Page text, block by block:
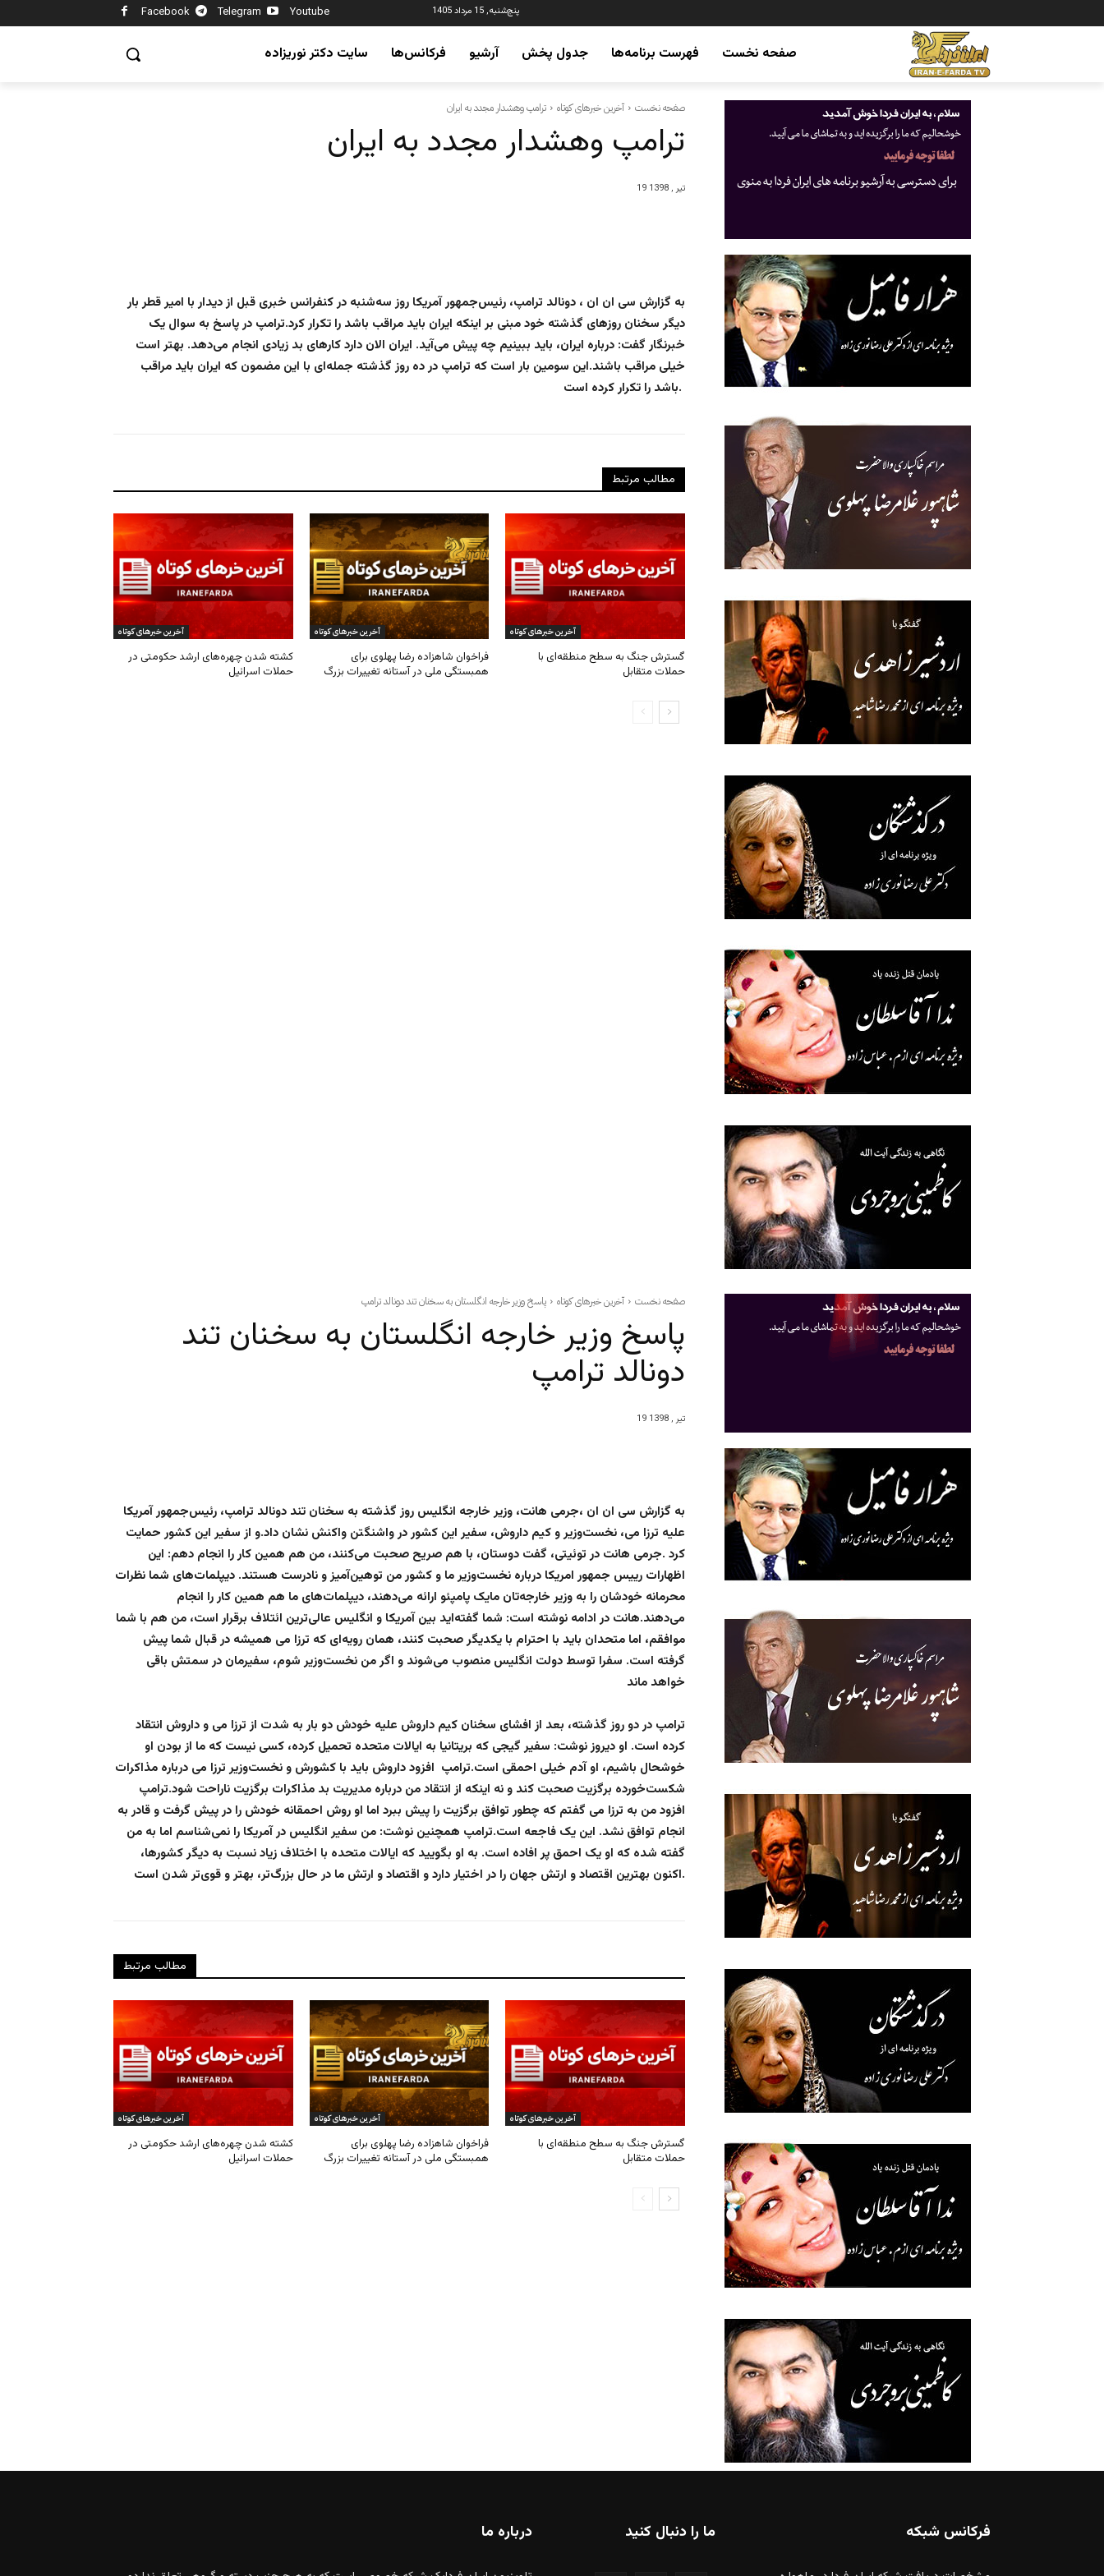
Facebook Telegram Youtube پنج‌شنبه, 15 مرداد 1405
صفحه نخست فهرست برنامه‌ها جدول پخش آرشیو فرکانس‌ها سایت دکتر نوریزاده
صفحه نخست آخرین خبرهای کوتاه ترامپ وهشدار مجدد به ایران
ترامپ وهشدار مجدد به ایران
19 تیر , 1398
به گزارش سی ان ان ، دونالد ترامپ، رئیس‌جمهور آمریکا روز سه‌شنبه در کنفرانس خبری قبل از دیدار با امیر قطر بار
دیگر سخنان روزهای گذشته خود مبنی بر اینکه ایران باید مراقب باشد را تکرار کرد.ترامپ در پاسخ به سوال یک
خبرنگار گفت: درباره ایران، باید ببینیم چه پیش می‌آید. ایران الان دارد کارهای بد زیادی انجام می‌دهد. بهتر است
خیلی مراقب باشند.این سومین بار است که ترامپ در ده روز گذشته جمله‌ای با این مضمون که ایران باید مراقب
باشد را تکرار کرده است.
مطالب مرتبط
آخرین خبرهای کوتاه
کشته شدن چهره‌های ارشد حکومتی در
حملات اسرائیل
آخرین خبرهای کوتاه
فراخوان شاهزاده رضا پهلوی برای
همبستگی ملی در آستانه تغییرات بزرگ
آخرین خبرهای کوتاه
گسترش جنگ به سطح منطقه‌ای با
حملات متقابل
فرکانس شبکه ما را دنبال کنید درباره ما